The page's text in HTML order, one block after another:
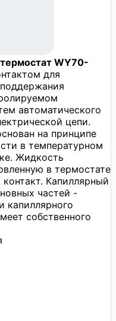
WY70-
для
автоматического
цепи.
на принципе
в температурном
Жидкость
в термостате
Капиллярный
частей -
капиллярного
собственного